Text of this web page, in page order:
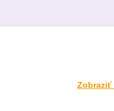
Zobraziť